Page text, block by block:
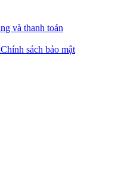
và thanh toán
Chính sách bảo mật